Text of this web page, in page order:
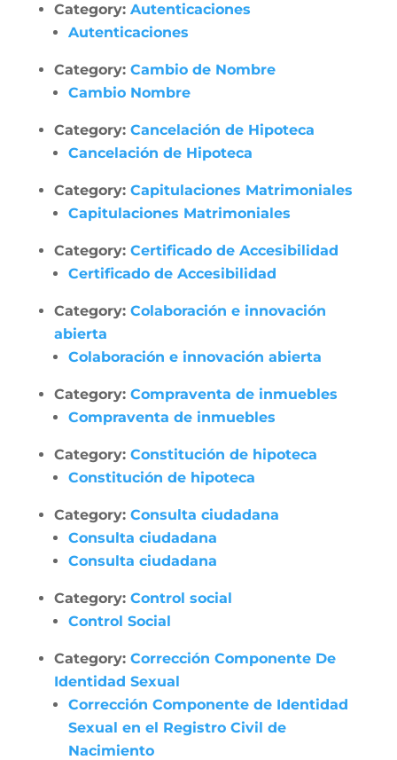
Category: Autenticaciones
Autenticaciones
Category: Cambio de Nombre
Cambio Nombre
Category: Cancelación de Hipoteca
Cancelación de Hipoteca
Category: Capitulaciones Matrimoniales
Capitulaciones Matrimoniales
Category: Certificado de Accesibilidad
Certificado de Accesibilidad
Category: Colaboración e innovación
abierta
Colaboración e innovación abierta
Category: Compraventa de inmuebles
Compraventa de inmuebles
Category: Constitución de hipoteca
Constitución de hipoteca
Category: Consulta ciudadana
Consulta ciudadana
Consulta ciudadana
Category: Control social
Control Social
Category: Corrección Componente De
Identidad Sexual
Corrección Componente de Identidad
Sexual en el Registro Civil de
Nacimiento